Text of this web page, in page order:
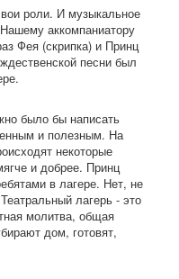
роли. И музыкальное
аккомпаниатору
Фея (скрипка) и Принц
песни был
было бы написать
и полезным. На
некоторые
и добрее. Принц
в лагере. Нет, не
лагерь - это
молитва, общая
дом, готовят,